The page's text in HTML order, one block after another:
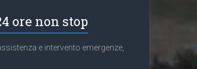
ore non stop
e intervento emergenze,